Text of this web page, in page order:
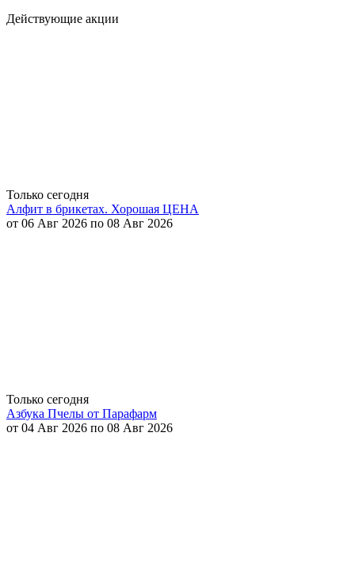
Действующие акции
Только сегодня
Алфит в брикетах. Хорошая ЦЕНА
от 06 Авг 2026 по 08 Авг 2026
Только сегодня
Азбука Пчелы от Парафарм
от 04 Авг 2026 по 08 Авг 2026